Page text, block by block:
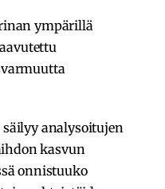
ympärillä
säilyy analysoitujen
kasvun
onnistuuko